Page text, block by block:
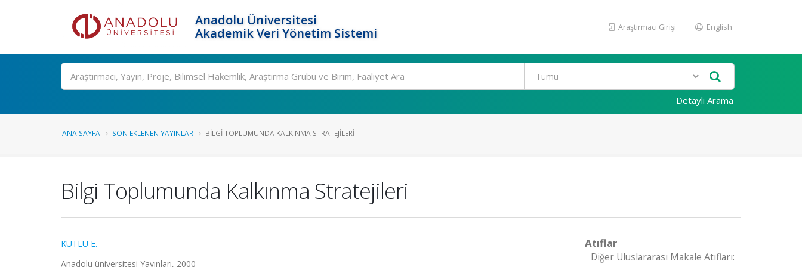
Anadolu Üniversitesi
Akademik Veri Yönetim Sistemi
Araştırmacı Girişi English
Ara
Detaylı Arama
ANA SAYFA SON EKLENEN YAYINLAR BILGI TOPLUMUNDA KALKINMA STRATEJILERI
Bilgi Toplumunda Kalkınma Stratejileri
KUTLU E.
Anadolu üniversitesi Yayınları, 2000
Atıflar
Diğer Uluslararası Makale Atıfları: